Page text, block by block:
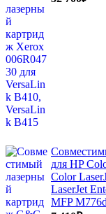
для HP
Color
LaserJet
MFP